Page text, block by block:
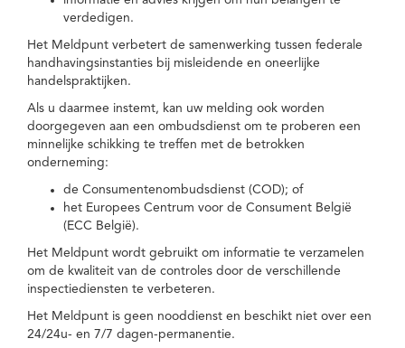
verdedigen.
Het Meldpunt verbetert de samenwerking tussen federale
handhavingsinstanties bij misleidende en oneerlijke
handelspraktijken.
Als u daarmee instemt, kan uw melding ook worden
doorgegeven aan een ombudsdienst om te proberen een
minnelijke schikking te treffen met de betrokken
onderneming:
de Consumentenombudsdienst (COD); of
het Europees Centrum voor de Consument België
(ECC België).
Het Meldpunt wordt gebruikt om informatie te verzamelen
om de kwaliteit van de controles door de verschillende
inspectiediensten te verbeteren.
Het Meldpunt is geen nooddienst en beschikt niet over een
24/24u- en 7/7 dagen-permanentie.